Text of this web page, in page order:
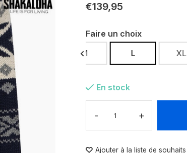
€139,95
Faire un choix
M L XL
En stock
- +
Ajouter à la liste de souhaits